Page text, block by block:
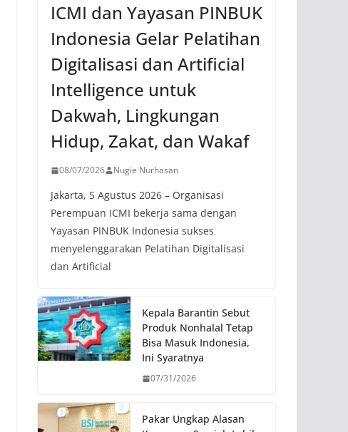
ICMI dan Yayasan PINBUK
Indonesia Gelar Pelatihan
Digitalisasi dan Artificial
Intelligence untuk
Dakwah, Lingkungan
Hidup, Zakat, dan Wakaf
08/07/2026 Nugie Nurhasan
Jakarta, 5 Agustus 2026 – Organisasi
Perempuan ICMI bekerja sama dengan
Yayasan PINBUK Indonesia sukses
menyelenggarakan Pelatihan Digitalisasi
dan Artificial
Kepala Barantin Sebut
Produk Nonhalal Tetap
Bisa Masuk Indonesia,
Ini Syaratnya
07/31/2026
Pakar Ungkap Alasan